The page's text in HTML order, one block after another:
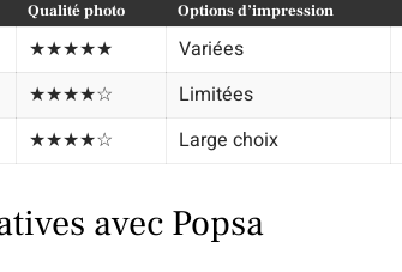
Qualité photo Options d’impression
★★★★★ Variées
★★★★☆ Limitées
★★★★☆ Large choix
avec Popsa